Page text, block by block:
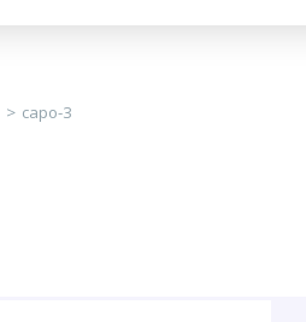
> capo-3